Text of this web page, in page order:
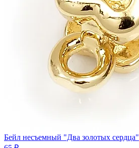
Бейл несъемный "Два золотых сердца"